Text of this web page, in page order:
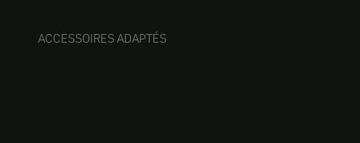
ACCESSOIRES ADAPTÉS